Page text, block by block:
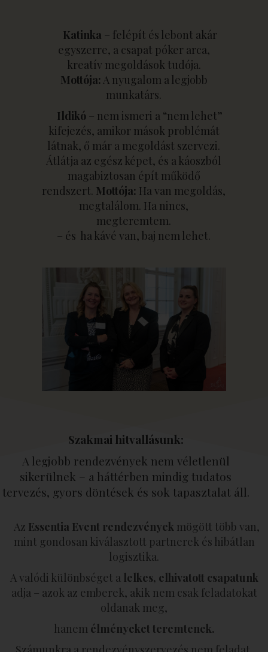
Katinka – felépít és lebont akár
egyszerre, a csapat póker arca,
kreatív megoldások tudója.
Mottója:A nyugalom a legjobb
munkatárs.
Ildikó – nem ismeri a “nem lehet”
kifejezés, amikor mások problémát
látnak, ő már a megoldást szervezi.
Átlátja az egész képet, és a káoszból
magabiztosan épít működő
rendszert. Mottója: Ha van megoldás,
megtalálom. Ha nincs,
megteremtem.
– és ha kávé van, baj nem lehet.
Szakmai hitvallásunk:
A legjobb rendezvények nem véletlenül
sikerülnek – a háttérben mindig tudatos
tervezés, gyors döntések és sok tapasztalat áll.
Az Essentia Event rendezvények mögött több van,
mint gondosan kiválasztott partnerek és hibátlan
logisztika.
A valódi különbséget a lelkes, elhivatott csapatunk
adja – azok az emberek, akik nem csak feladatokat
oldanak meg,
hanem élményeket teremtenek.